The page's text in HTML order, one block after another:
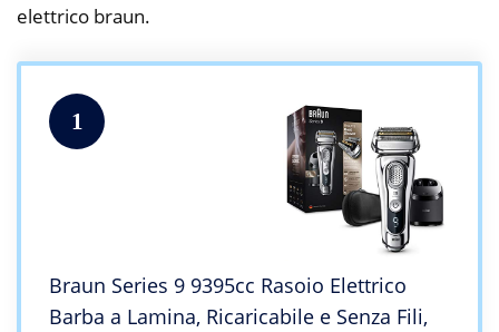
elettrico braun.
1
Braun Series 9 9395cc Rasoio Elettrico
Barba a Lamina, Ricaricabile e Senza Fili,